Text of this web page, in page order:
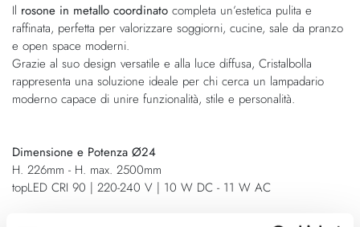
Il rosone in metallo coordinato completa un’estetica pulita e
raffinata, perfetta per valorizzare soggiorni, cucine, sale da pranzo
e open space moderni.
Grazie al suo design versatile e alla luce diffusa, Cristalbolla
rappresenta una soluzione ideale per chi cerca un lampadario
moderno capace di unire funzionalità, stile e personalità.
Dimensione e Potenza Ø24
H. 226mm - H. max. 2500mm
topLED CRI 90 | 220-240 V | 10 W DC - 11 W AC